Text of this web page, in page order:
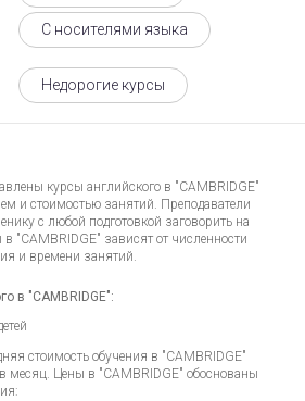
курсы английского в "CAMBRIDGE"
и стоимостью занятий. Преподаватели
с любой подготовкой заговорить на
"CAMBRIDGE" зависят от численности
и времени занятий.
в "CAMBRIDGE":
стоимость обучения в "CAMBRIDGE"
месяц. Цены в "CAMBRIDGE" обоснованы
С носителями языка
Недорогие курсы